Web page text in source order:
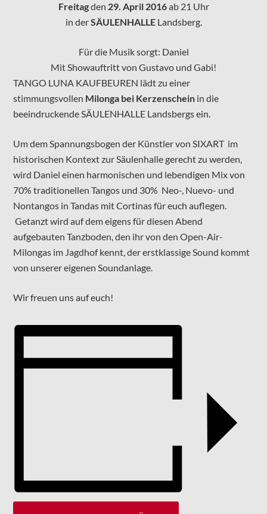
Freitagden 29. April 2016ab 21 Uhr
in derSÄULENHALLELandsberg.
Für die Musik sorgt: Daniel
Mit Showauftritt von Gustavo und Gabi!
TANGO LUNA KAUFBEUREN lädt zu einer
stimmungsvollen Milonga bei Kerzenschein in die
beeindruckende SÄULENHALLE Landsbergs ein.
Um dem Spannungsbogen der Künstler von SIXART im
historischen Kontext zur Säulenhalle gerecht zu werden,
wird Daniel einen harmonischen und lebendigen Mix von
70% traditionellen Tangos und 30% Neo-, Nuevo- und
Nontangos in Tandas mit Cortinas für euch auflegen.
Getanzt wird auf dem eigens für diesen Abend
aufgebauten Tanzboden, den ihr von den Open-Air-
Milongas im Jagdhof kennt, der erstklassige Sound kommt
von unserer eigenen Soundanlage.
Wir freuen uns auf euch!